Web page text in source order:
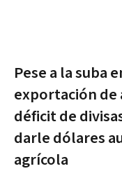
Pese a la suba
exportación de
déficit de
darle dólares
agrícola